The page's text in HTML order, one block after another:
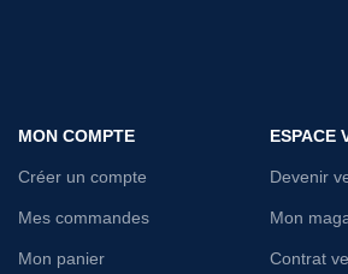
MON COMPTE
Créer un compte
Mes commandes
Mon panier
ESPACE
Devenir
Mon
Contrat